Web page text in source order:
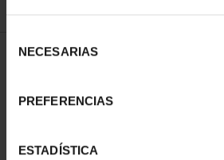
NECESARIAS
PREFERENCIAS
ESTADÍSTICA
1 Productos encontrados